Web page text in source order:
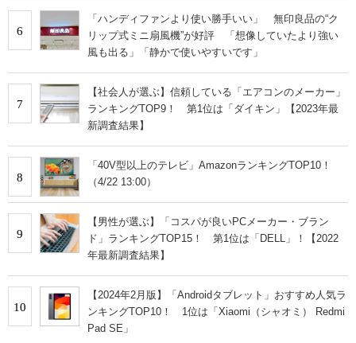
6
「ハンディファンより使い勝手いい」 無印良品の“ク
リップ式ミニ扇風機”が好評 「想像していたより強い
風も出る」「静かで使いやすいです」
7
【社会人が選ぶ】信頼している「エアコンのメーカー」
ランキングTOP9！ 第1位は「ダイキン」【2023年最
新調査結果】
8
「40V型以上のテレビ」AmazonランキングTOP10！
（4/22 13:00）
9
【男性が選ぶ】「コスパが良いPCメーカー・ブラン
ド」ランキングTOP15！ 第1位は「DELL」！【2022
年最新調査結果】
10
【2024年2月版】「Androidタブレット」おすすめ人気ラ
ンキングTOP10！ 1位は「Xiaomi（シャオミ） Redmi
Pad SE」